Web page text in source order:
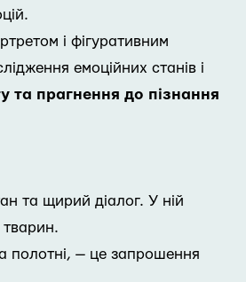
і фігуративним
емоційних станів і
та прагнення до пізнання
та щирий діалог. У ній
тварин.
полотні, — це запрошення